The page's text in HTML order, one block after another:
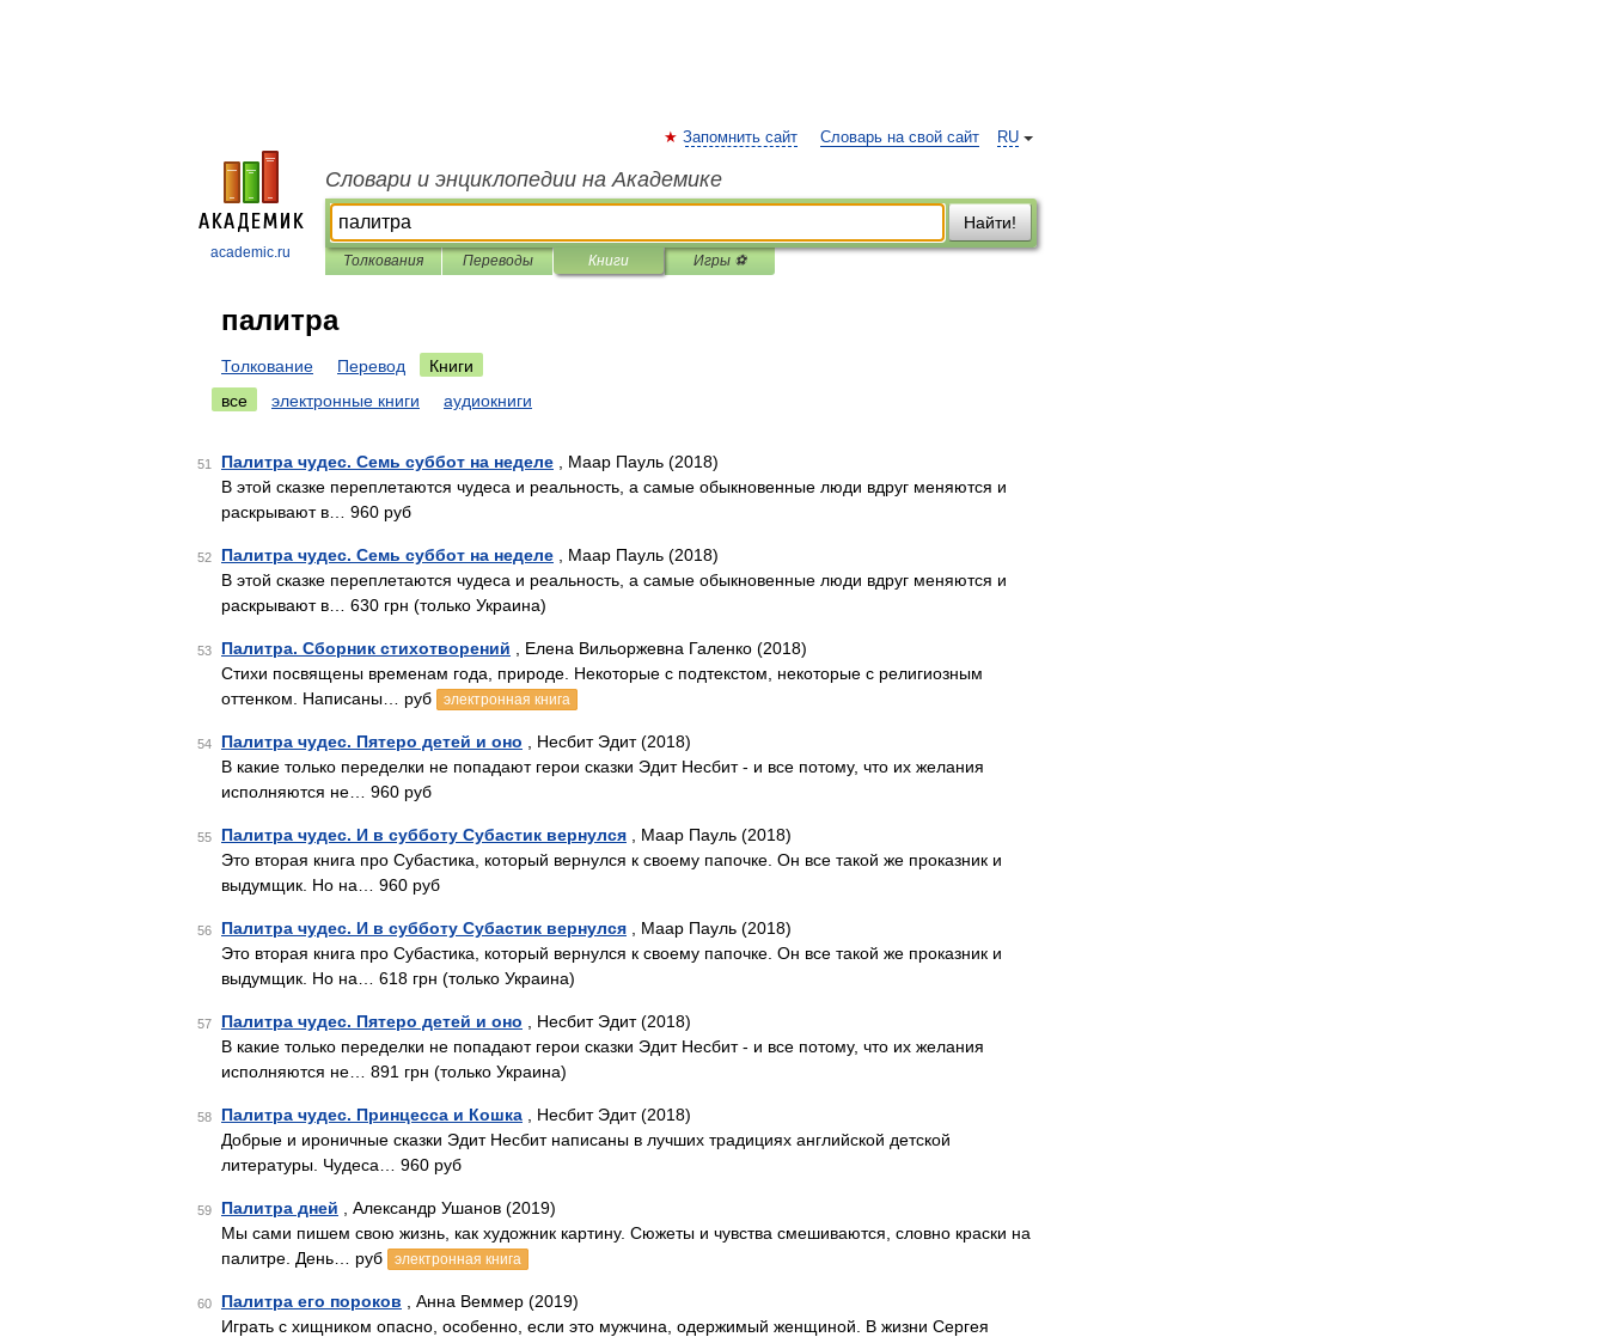
academic.ru
RU
Запомнить сайт Словарь на свой сайт
Словари и энциклопедии на Академике
Найти!
Толкования Переводы Книги Игры ⚽
палитра
Толкование Перевод
Книги
все
электронные книги аудиокниги
51 Палитра чудес. Семь суббот на неделе , Маар Пауль (2018)
В этой сказке переплетаются чудеса и реальность, а самые обыкновенные люди вдруг меняются и
раскрывают в… 960 руб
52 Палитра чудес. Семь суббот на неделе , Маар Пауль (2018)
В этой сказке переплетаются чудеса и реальность, а самые обыкновенные люди вдруг меняются и
раскрывают в… 630 грн (только Украина)
53 Палитра. Сборник стихотворений , Елена Вильоржевна Галенко (2018)
Стихи посвящены временам года, природе. Некоторые с подтекстом, некоторые с религиозным
оттенком. Написаны… руб
электронная книга
54 Палитра чудес. Пятеро детей и оно , Несбит Эдит (2018)
В какие только переделки не попадают герои сказки Эдит Несбит - и все потому, что их желания
исполняются не… 960 руб
55 Палитра чудес. И в субботу Субастик вернулся , Маар Пауль (2018)
Это вторая книга про Субастика, который вернулся к своему папочке. Он все такой же проказник и
выдумщик. Но на… 960 руб
56 Палитра чудес. И в субботу Субастик вернулся , Маар Пауль (2018)
Это вторая книга про Субастика, который вернулся к своему папочке. Он все такой же проказник и
выдумщик. Но на… 618 грн (только Украина)
57 Палитра чудес. Пятеро детей и оно , Несбит Эдит (2018)
В какие только переделки не попадают герои сказки Эдит Несбит - и все потому, что их желания
исполняются не… 891 грн (только Украина)
58 Палитра чудес. Принцесса и Кошка , Несбит Эдит (2018)
Добрые и ироничные сказки Эдит Несбит написаны в лучших традициях английской детской
литературы. Чудеса… 960 руб
59 Палитра дней , Александр Ушанов (2019)
Мы сами пишем свою жизнь, как художник картину. Сюжеты и чувства смешиваются, словно краски на
палитре. День… руб
электронная книга
60 Палитра его пороков , Анна Веммер (2019)
Играть с хищником опасно, особенно, если это мужчина, одержимый женщиной. В жизни Сергея